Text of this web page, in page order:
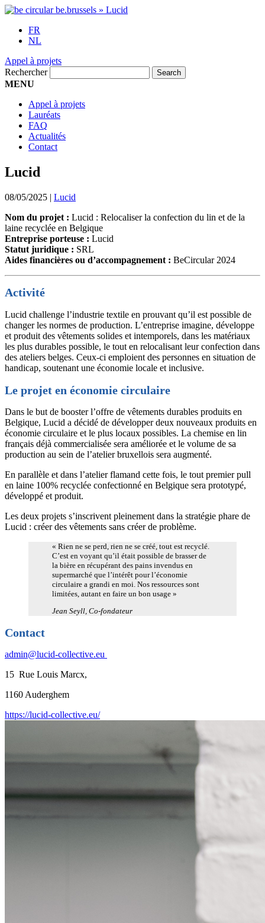
FR
NL
Appel à projets
Rechercher
MENU
Appel à projets
Lauréats
FAQ
Actualités
Contact
Lucid
08/05/2025 | Lucid
Nom du projet : Lucid : Relocaliser la confection du lin et de la
laine recyclée en Belgique
Entreprise porteuse : Lucid
Statut juridique : SRL
Aides financières ou d’accompagnement : BeCircular 2024
Activité
Lucid challenge l’industrie textile en prouvant qu’il est possible de
changer les normes de production. L’entreprise imagine, développe
et produit des vêtements solides et intemporels, dans les matériaux
les plus durables possible, le tout en relocalisant leur confection dans
des ateliers belges. Ceux-ci emploient des personnes en situation de
handicap, soutenant une économie locale et inclusive.
Le projet en économie circulaire
Dans le but de booster l’offre de vêtements durables produits en
Belgique, Lucid a décidé de développer deux nouveaux produits en
économie circulaire et le plus locaux possibles. La chemise en lin
français déjà commercialisée sera améliorée et le volume de sa
production au sein de l’atelier bruxellois sera augmenté.
En parallèle et dans l’atelier flamand cette fois, le tout premier pull
en laine 100% recyclée confectionné en Belgique sera prototypé,
développé et produit.
Les deux projets s’inscrivent pleinement dans la stratégie phare de
Lucid : créer des vêtements sans créer de problème.
« Rien ne se perd, rien ne se créé, tout est recyclé.
C’est en voyant qu’il était possible de brasser de
la bière en récupérant des pains invendus en
supermarché que l’intérêt pour l’économie
circulaire a grandi en moi. Nos ressources sont
limitées, autant en faire un bon usage »
Jean Seyll, Co-fondateur
Contact
admin@lucid-collective.eu
15 Rue Louis Marcx,
1160 Auderghem
https://lucid-collective.eu/